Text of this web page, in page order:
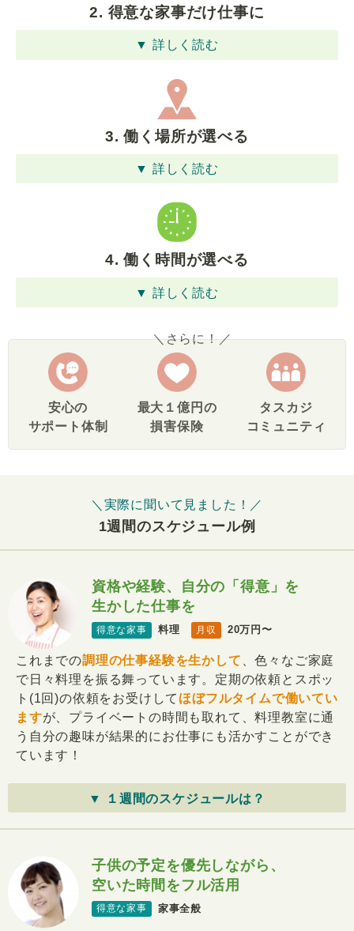
2. 得意な家事だけ仕事に
▼ 詳しく読む
3. 働く場所が選べる
▼ 詳しく読む
4. 働く時間が選べる
▼ 詳しく読む
＼さらに！／
安心の
サポート体制
最大１億円の
損害保険
タスカジ
コミュニティ
＼実際に聞いて見ました！／
1週間のスケジュール例
資格や経験、自分の「得意」を
生かした仕事を
得意な家事 料理 月収 20万円〜
これまでの調理の仕事経験を生かして 、色々なご家庭
で日々料理を振る舞っています。定期の依頼とスポッ
ト(1回)の依頼をお受けして ほぼフルタイムで働いてい
ますが、プライベートの時間も取れて、料理教室に通
う自分の趣味が結果的にお仕事にも活かすことができ
ています！
▼ １週間のスケジュールは？
子供の予定を優先しながら、
空いた時間をフル活用
得意な家事 家事全般